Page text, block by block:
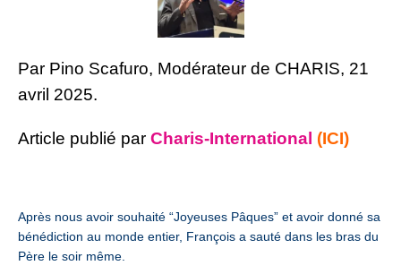
Par Pino Scafuro, Modérateur de CHARIS, 21
avril 2025.
Article publié par Charis-International (ICI)
Après nous avoir souhaité “Joyeuses Pâques” et avoir donné sa
bénédiction au monde entier, François a sauté dans les bras du
Père le soir même.